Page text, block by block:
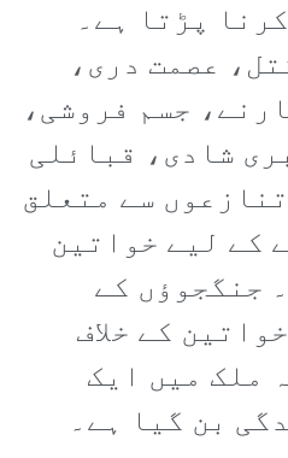
پڑتا ہے۔
عصمت دری،
جسم فروشی،
شادی، قبائلی
سے متعلق
کے لیے خواتین
جنگجوؤں کے
کے خلاف
ملک میں ایک
بن گیا ہے۔